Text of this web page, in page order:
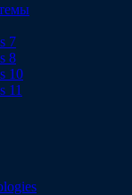
7
8
10
11